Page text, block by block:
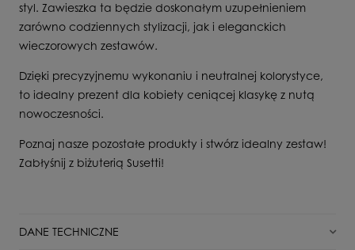
styl. Zawieszka ta będzie doskonałym uzupełnieniem
zarówno codziennych stylizacji, jak i eleganckich
wieczorowych zestawów.
Dzięki precyzyjnemu wykonaniu i neutralnej kolorystyce,
to idealny prezent dla kobiety ceniącej klasykę z nutą
nowoczesności.
Poznaj nasze pozostałe produkty i stwórz idealny zestaw!
Zabłyśnij z biżuterią Susetti!
DANE TECHNICZNE